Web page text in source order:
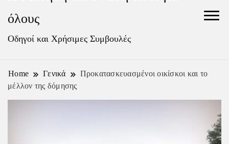
όλους
Οδηγοί και Χρήσιμες Συμβουλές
Home Γενικά
Προκατασκευασμένοι οικίσκοι και το
μέλλον της δόμησης